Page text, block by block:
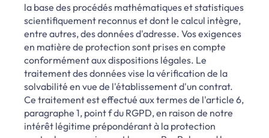
la base des procédés mathématiques et statistiques
scientifiquement reconnus et dont le calcul intègre,
entre autres, des données d'adresse. Vos exigences
en matière de protection sont prises en compte
conformément aux dispositions légales. Le
traitement des données vise la vérification de la
solvabilité en vue de l'établissement d'un contrat.
Ce traitement est effectué aux termes de l'article 6,
paragraphe 1, point f du RGPD, en raison de notre
intérêt légitime prépondérant à la protection